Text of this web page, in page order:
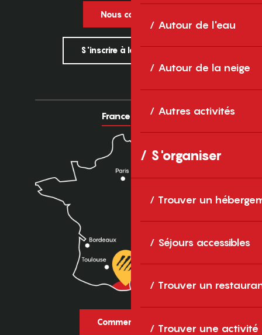
Autour de l'eau
Autour de la neige
Autres activités
S'organiser
Trouver un
Séjours accessibles
Trouver un
Trouver une activité
Nous contacter
S'inscrire à la newsletter
France Europe
Comment venir ?